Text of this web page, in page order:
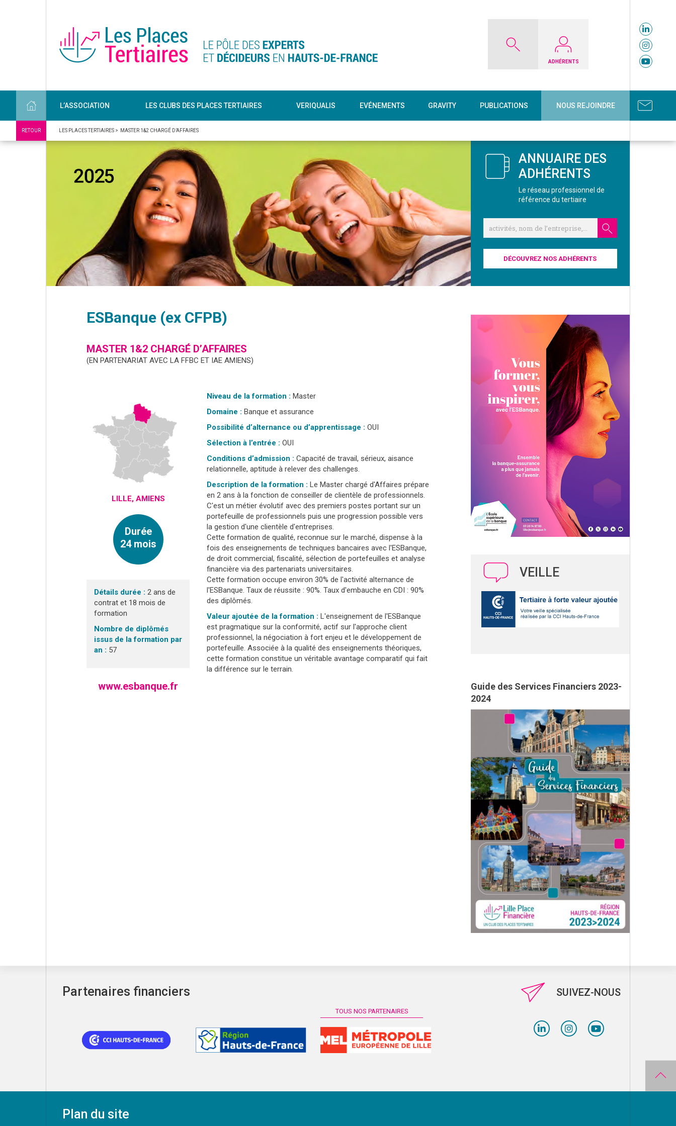
ADHÉRENTS
L’ASSOCIATION LES CLUBS DES PLACES TERTIAIRES VERIQUALIS EVÉNEMENTS GRAVITY PUBLICATIONS NOUS REJOINDRE
RETOUR LES PLACES TERTIAIRES > MASTER 1&2 CHARGÉ D’AFFAIRES
ESBanque (ex CFPB)
MASTER 1&2 CHARGÉ D’AFFAIRES
(EN PARTENARIAT AVEC LA FFBC ET IAE AMIENS)
LILLE, AMIENS
Durée
24 mois
Détails durée : 2 ans de
contrat et 18 mois de
formation
Nombre de diplômés
issus de la formation par
an : 57
www.esbanque.fr
Niveau de la formation :Master
Domaine :Banque et assurance
Possibilité d’alternance ou d’apprentissage :OUI
Sélection à l’entrée :OUI
Conditions d’admission :Capacité de travail, sérieux, aisance
relationnelle, aptitude à relever des challenges.
Description de la formation :Le Master chargé d'Affaires prépare
en 2 ans à la fonction de conseiller de clientèle de professionnels.
C'est un métier évolutif avec des premiers postes portant sur un
portefeuille de professionnels puis une progression possible vers
la gestion d'une clientèle d'entreprises.
Cette formation de qualité, reconnue sur le marché, dispense à la
fois des enseignements de techniques bancaires avec l'ESBanque,
de droit commercial, fiscalité, sélection de portefeuilles et analyse
financière via des partenariats universitaires.
Cette formation occupe environ 30% de l'activité alternance de
l'ESBanque. Taux de réussite : 90%. Taux d'embauche en CDI : 90%
des diplômés.
Valeur ajoutée de la formation :L'enseignement de l'ESBanque
est pragmatique sur la conformité, actif sur l'approche client
professionnel, la négociation à fort enjeu et le développement de
portefeuille. Associée à la qualité des enseignements théoriques,
cette formation constitue un véritable avantage comparatif qui fait
la différence sur le terrain.
ANNUAIRE DES
ADHÉRENTS
Le réseau professionnel de
référence du tertiaire
DÉCOUVREZ NOS ADHÉRENTS
VEILLE
Guide des Services Financiers 2023-
2024
Partenaires financiers
TOUS NOS PARTENAIRES
SUIVEZ-NOUS
Plan du site